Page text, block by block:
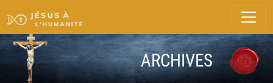
ARCHIVES